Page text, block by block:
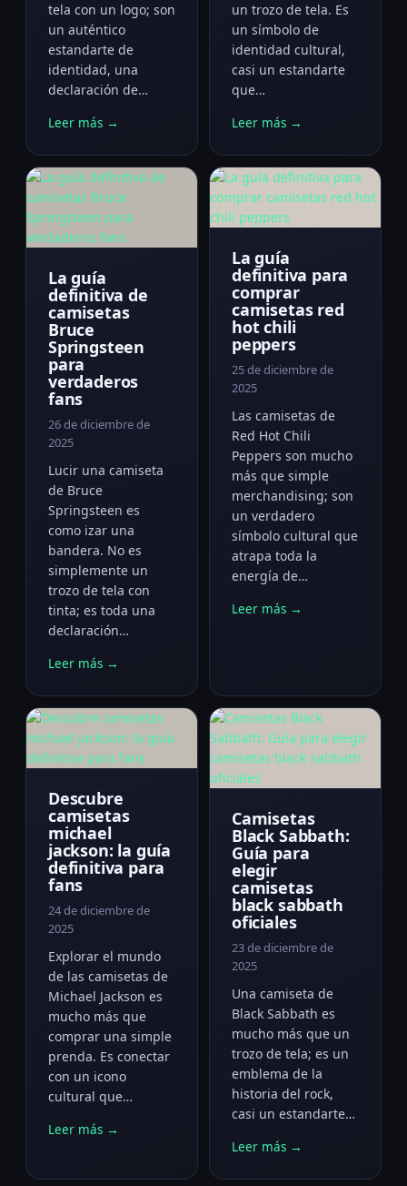
tela con un logo; son
un auténtico
estandarte de
identidad, una
declaración de…
Leer más →
un trozo de tela. Es
un símbolo de
identidad cultural,
casi un estandarte
que…
Leer más →
La guía
definitiva de
camisetas
Bruce
Springsteen
para
verdaderos
fans
26 de diciembre de
2025
Lucir una camiseta
de Bruce
Springsteen es
como izar una
bandera. No es
simplemente un
trozo de tela con
tinta; es toda una
declaración…
Leer más →
La guía
definitiva para
comprar
camisetas red
hot chili
peppers
25 de diciembre de
2025
Las camisetas de
Red Hot Chili
Peppers son mucho
más que simple
merchandising; son
un verdadero
símbolo cultural que
atrapa toda la
energía de…
Leer más →
Descubre
camisetas
michael
jackson: la guía
definitiva para
fans
24 de diciembre de
2025
Explorar el mundo
de las camisetas de
Michael Jackson es
mucho más que
comprar una simple
prenda. Es conectar
con un icono
cultural que…
Leer más →
Camisetas
Black Sabbath:
Guía para
elegir
camisetas
black sabbath
oficiales
23 de diciembre de
2025
Una camiseta de
Black Sabbath es
mucho más que un
trozo de tela; es un
emblema de la
historia del rock,
casi un estandarte…
Leer más →